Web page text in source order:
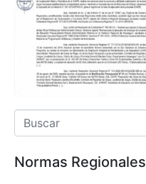
Normas Regionales